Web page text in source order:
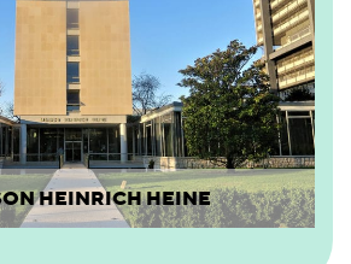
HEINRICH HEINE